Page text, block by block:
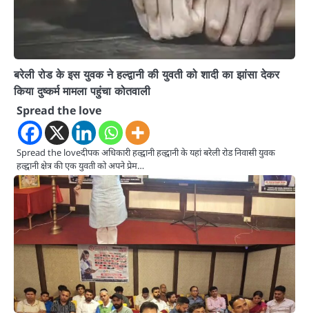
बरेली रोड के इस युवक ने हल्द्वानी की युवती को शादी का झांसा देकर
किया दुष्कर्म मामला पहुंचा कोतवाली
Spread the love
Spread the loveदीपक अधिकारी हल्द्वानी हल्द्वानी के यहां बरेली रोड निवासी युवक
हल्द्वानी क्षेत्र की एक युवती को अपने प्रेम…